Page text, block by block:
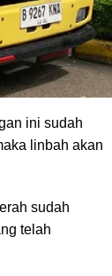
ini sudah
linbah akan
sudah
telah